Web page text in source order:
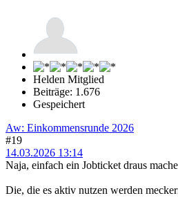
Helden Mitglied
Beiträge: 1.676
Gespeichert
Aw: Einkommensrunde 2026
#19
14.03.2026 13:14
Naja, einfach ein Jobticket draus
Die, die es aktiv nutzen werden